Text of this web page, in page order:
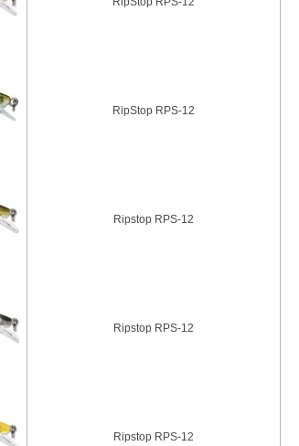
RipStop RPS-12
Ripstop RPS-12
Ripstop RPS-12
Ripstop RPS-12